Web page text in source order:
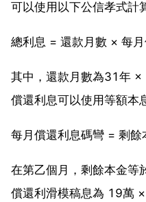
可以使用以下公信孝式計
總利息 = 還款月數 × 每月
其中，還款月數為31年
償還利息可以使用等額本
每月償還利息碼彎 = 剩餘
在第乙個月，剩餘本金等
償還利滑模稿息為 19萬